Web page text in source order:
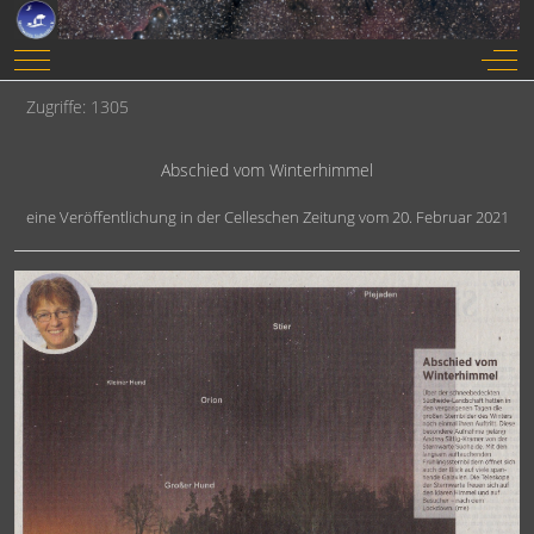
Mobile Menu Toggle Off-
Zugriffe: 1305
Abschied vom Winterhimmel
eine Veröffentlichung in der Celleschen Zeitung vom 20. Februar 2021